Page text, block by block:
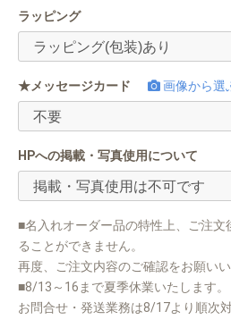
ラッピング
★メッセージカード 画像から選
HPへの掲載・写真使用について
■名入れオーダー品の特性上、ご注
ることができません。
再度、ご注文内容のご確認をお願いい
■8/13～16まで夏季休業いたします。
お問合せ・発送業務は8/17より順次